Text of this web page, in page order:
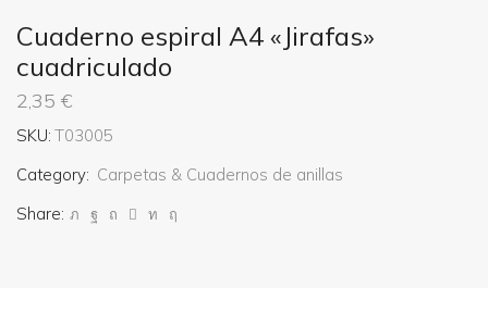
Cuaderno espiral A4 «Jirafas»
cuadriculado
2,35 €
SKU: T03005
Category: Carpetas & Cuadernos de anillas
Share: